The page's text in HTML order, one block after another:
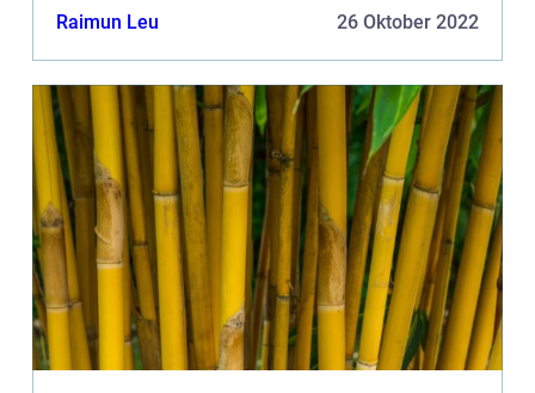
Ordnungssysteme, die man mittlerweile schon frei
Raimun Leu 26 Oktober 2022